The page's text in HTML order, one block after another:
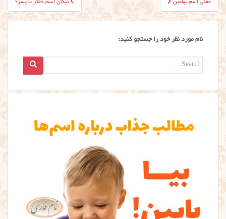
نوشته
نیکان اسم دختر یا پسر؟ معنی اسم بهامین
نام مورد نظر خود را جستجو کنید:
Search